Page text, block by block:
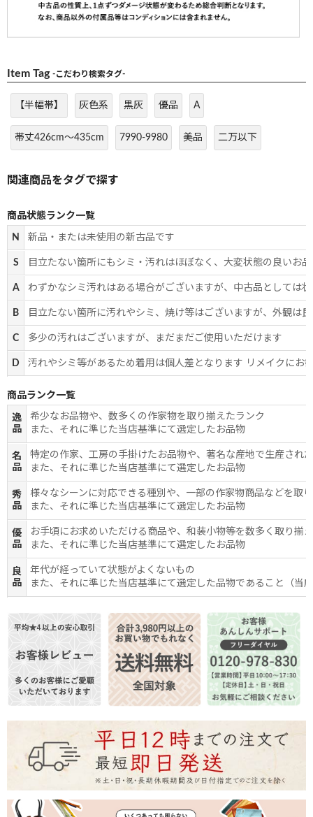
Item Tag -こだわり検索タグ-
【半幅帯】 灰色系 黒灰 優品 A
帯丈426cm～435cm 7990-9980 美品 二万以下
商品状態ランク一覧
N 新品・または未使用の新古品です
S 目立たない箇所にもシミ・汚れはほぼなく、大変状態の良いお
A わずかなシミ汚れはある場合がございますが、中古品としては
B 目立たない箇所に汚れやシミ、焼け等はございますが、外観は
C 多少の汚れはございますが、まだまだご使用いただけます
D 汚れやシミ等があるため着用は個人差となります リメイクにお
商品ランク一覧
逸
品
希少なお品物や、数多くの作家物を取り揃えたランク
また、それに準じた当店基準にて選定したお品物
名
品
特定の作家、工房の手掛けたお品物や、著名な産地で生産され
また、それに準じた当店基準にて選定したお品物
秀
品
様々なシーンに対応できる種別や、一部の作家物商品などを取
また、それに準じた当店基準にて選定したお品物
優
品
お手頃にお求めいただける商品や、和装小物等を数多く取り揃
また、それに準じた当店基準にて選定したお品物
良
品
年代が経っていて状態がよくないもの
また、それに準じた当店基準にて選定した品物であること（当